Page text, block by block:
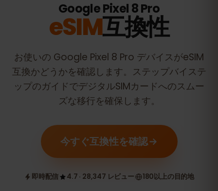
Google Pixel 8 Pro
eSIM互換性
お使いの Google Pixel 8 Pro デバイスがeSIM
互換かどうかを確認します。ステップバイステ
ップのガイドでデジタルSIMカードへのスムー
ズな移行を確保します。
今すぐ互換性を確認
即時配信 4.7 · 28,347 レビュー 180以上の目的地